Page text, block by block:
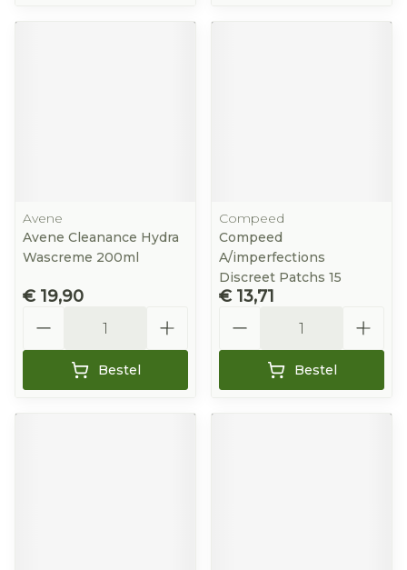
Avene
Avene Cleanance Hydra
Wascreme 200ml
€ 19,90
Bestel
Compeed
Compeed
A/imperfections
Discreet Patchs 15
€ 13,71
Bestel